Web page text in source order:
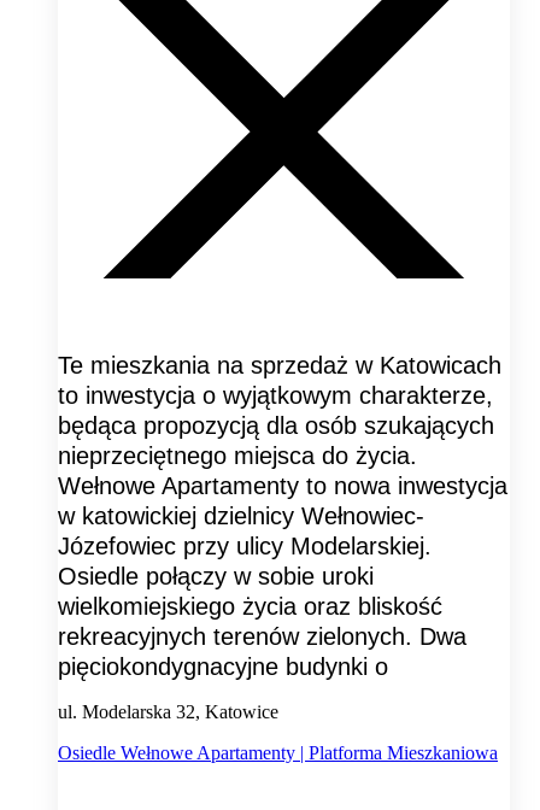
Te mieszkania na sprzedaż w Katowicach
to inwestycja o wyjątkowym charakterze,
będąca propozycją dla osób szukających
nieprzeciętnego miejsca do życia.
Wełnowe Apartamenty to nowa inwestycja
w katowickiej dzielnicy Wełnowiec-
Józefowiec przy ulicy Modelarskiej.
Osiedle połączy w sobie uroki
wielkomiejskiego życia oraz bliskość
rekreacyjnych terenów zielonych. Dwa
pięciokondygnacyjne budynki o
ul. Modelarska 32, Katowice
Osiedle Wełnowe Apartamenty | Platforma Mieszkaniowa